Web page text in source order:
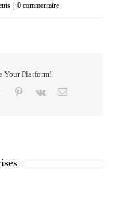
| 0 commentaire
Your Platform!
Tumblr Pinterest
Vk Email